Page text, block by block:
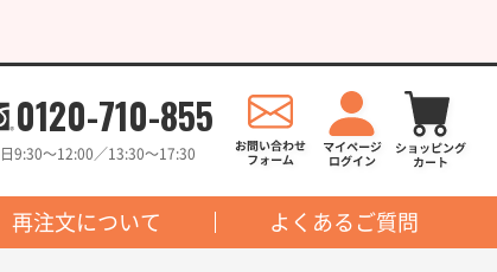
0120-710-855
9:30〜12:00／13:30〜17:30
再注文について よくあるご質問